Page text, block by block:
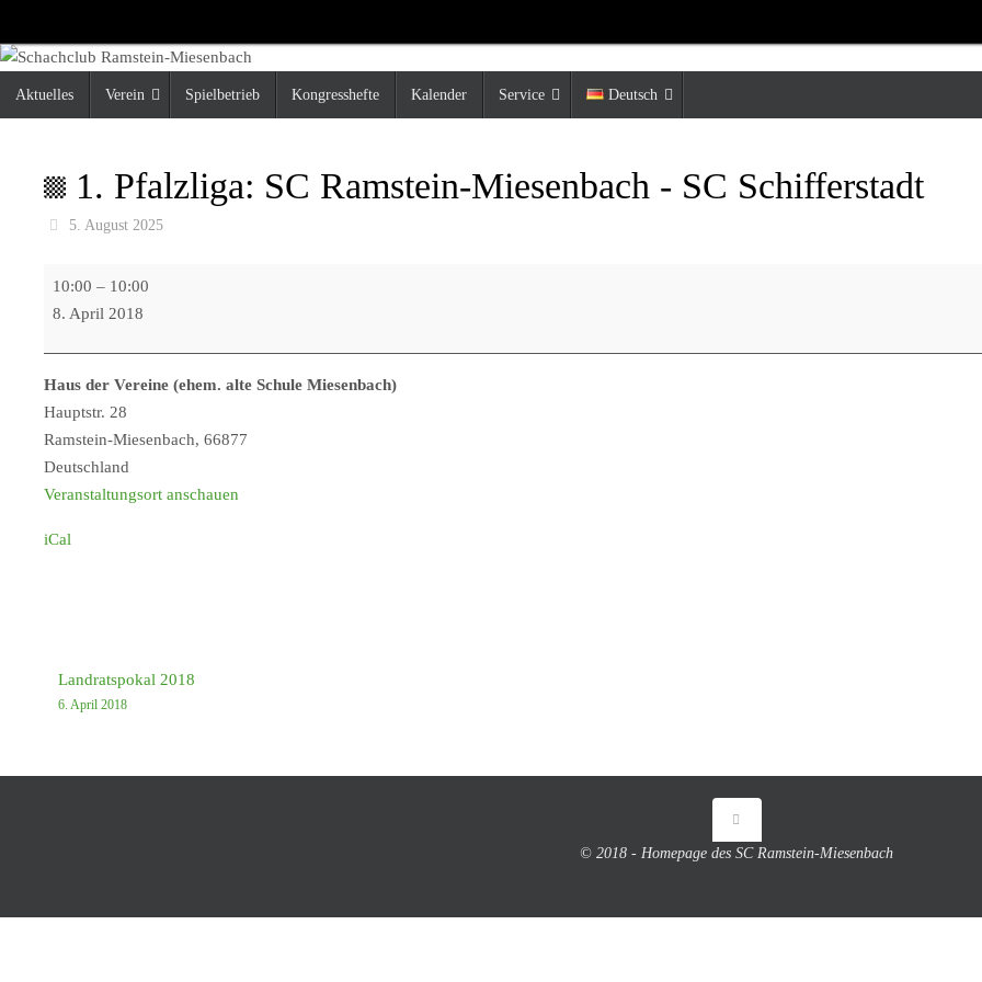
Inhalt
springen
Inhalt
Aktuelles Verein Spielbetrieb Kongresshefte Kalender Service Deutsch
1. Pfalzliga: SC Ramstein-Miesenbach - SC Schifferstadt
5. August 2025
Ramstein-
Miesenbach
-
SC
Schifferstadt
10:00 – 10:00
8. April 2018
Haus der Vereine (ehem. alte Schule Miesenbach)
Hauptstr. 28
Ramstein-Miesenbach, 66877
Deutschland
Veranstaltungsort anschauen
iCal
Landratspokal 2018
6. April 2018
© 2018 - Homepage des SC Ramstein-Miesenbach